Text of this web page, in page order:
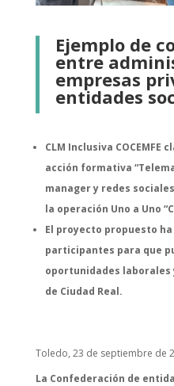
Ejemplo de
entre
empresas
entidades
CLM Inclusiva COCEMFE
acción formativa
manager y redes
la operación Uno a Uno
El proyecto propuesto
participantes para que
oportunidades
de Ciudad Real.
Toledo, 23 de septiembre de
La Confederación de